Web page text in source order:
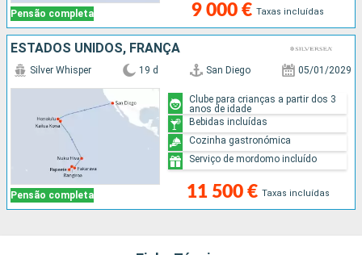
Pensão completa 9 000 € Taxas incluídas
ESTADOS UNIDOS, FRANÇA
Pensão completa
Silver Whisper 19 d San Diego 05/01/2029
11 500 € Taxas incluídas
Clube para crianças a partir dos 3
anos de idade
Bebidas incluídas
Cozinha gastronómica
Serviço de mordomo incluído